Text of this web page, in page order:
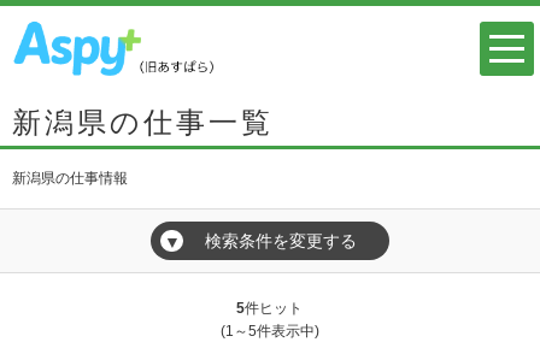
新潟県の仕事一覧
新潟県の仕事情報
▼ 検索条件を変更する
5件ヒット
(1～5件表示中)